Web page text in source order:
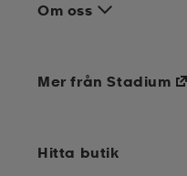
Om oss
Mer från Stadium
Hitta butik